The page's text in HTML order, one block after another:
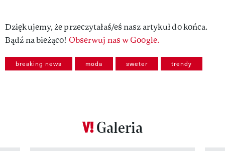
Dziękujemy, że przeczytałaś/eś nasz artykuł do końca.
Bądź na bieżąco! Obserwuj nas w Google.
breaking news moda sweter trendy
Galeria